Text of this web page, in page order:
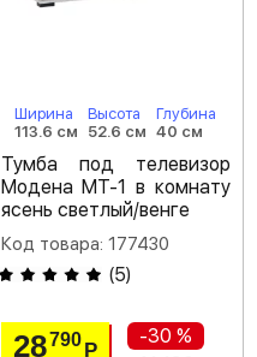
Ширина
113.6 см
Высота
52.6 см
Глубина
40 см
Тумба под телевизор
Модена МТ-1 в комнату
ясень светлый/венге
Код товара: 177430
(5)
28790 Р
-30 %